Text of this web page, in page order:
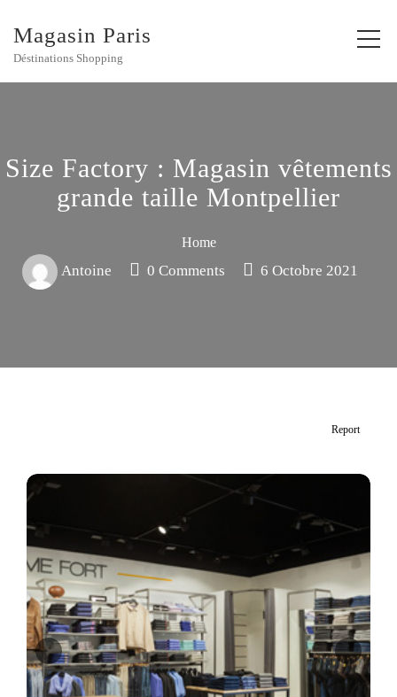
Magasin Paris
Déstinations Shopping
Size Factory : Magasin vêtements
grande taille Montpellier
Home
Antoine 0 Comments 6 Octobre 2021
Report